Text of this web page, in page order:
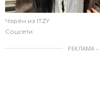
Чэрён из ITZY
Соцсети
РЕКЛАМА